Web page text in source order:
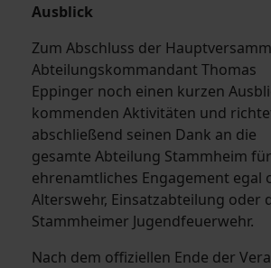
Ausblick
Zum Abschluss der
Abteilungskommandant Thomas
Eppinger noch einen kurzen
kommenden Aktivitäten und
abschließend seinen Dank an die
gesamte Abteilung Stammheim
ehrenamtliches Engagement egal
Alterswehr, Einsatzabteilung oder
Stammheimer Jugendfeuerwehr.
Nach dem offiziellen Ende der